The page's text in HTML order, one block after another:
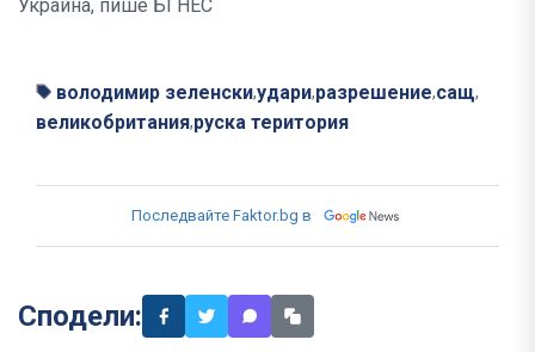
Украйна, пише БГНЕС
володимир зеленски,удари,разрешение,сащ,
великобритания,руска територия
Последвайте Faktor.bg в
Сподели: